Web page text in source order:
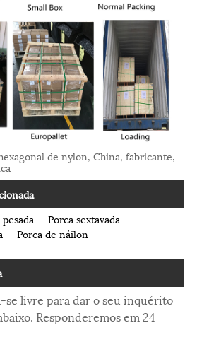
de nylon, China, fabricante,
Porca sextavada
Porca de náilon
se livre para dar o seu inquérito
Responderemos em 24